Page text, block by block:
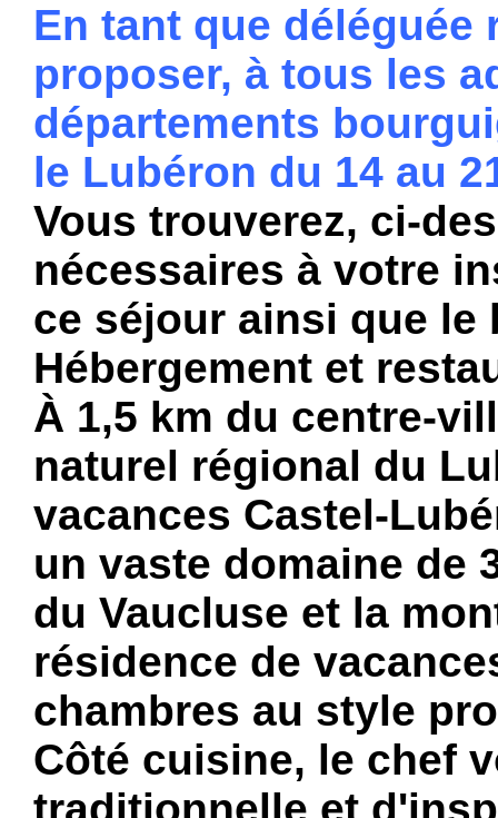
En tant que déléguée
proposer, à tous les
départements
le Lubéron du 14 au
Vous trouverez, ci-
nécessaires à votre
ce séjour ainsi que le
Hébergement et
À 1,5 km du centre-
naturel régional du
vacances Castel-
un vaste domaine de
du Vaucluse et la
résidence de
chambres au style
Côté cuisine, le chef